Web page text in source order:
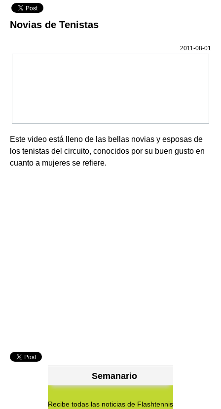
Novias de Tenistas
2011-08-01
Este video está lleno de las bellas novias y esposas de
los tenistas del circuito, conocidos por su buen gusto en
cuanto a mujeres se refiere.
Semanario
Recibe todas las noticias de Flashtennis